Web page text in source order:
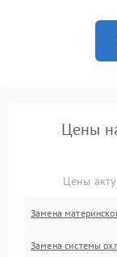
Цены
Цены
Замена
Замена системы